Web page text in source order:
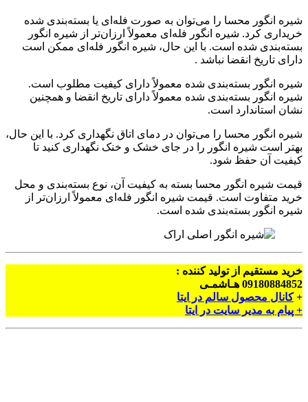
شیره انگور محسا را می‌توان به صورت فله‌ای یا بسته‌بندی شده
خریداری کرد. شیره انگور فله‌ای معمولاً ارزان‌تر از شیره انگور
بسته‌بندی شده است. با این حال، شیره انگور فله‌ای ممکن است
دارای تاریخ انقضا نباشد .
شیره انگور بسته‌بندی شده معمولاً دارای کیفیت مطلوب‌ است.
شیره انگور بسته‌بندی شده معمولاً دارای تاریخ انقضا و همچنین
نشان استاندارد است.
شیره انگور محسا را می‌توان در دمای اتاق نگهداری کرد. با این حال،
بهتر است شیره انگور را در جای خشک و خنک نگهداری کنید تا
کیفیت آن حفظ شود.
قیمت شیره انگور محسا بسته به کیفیت آن، نوع بسته‌بندی و محل
خرید متفاوت است. قیمت شیره انگور فله‌ای معمولاً ارزان‌تر از
شیره انگور بسته‌بندی شده است.
خرید مستقیم از تولید کننده :
09180884852 هـاشمـی
+کانال محصول سالم در ایتا
+ پیام به مدیر سایت در ایتا